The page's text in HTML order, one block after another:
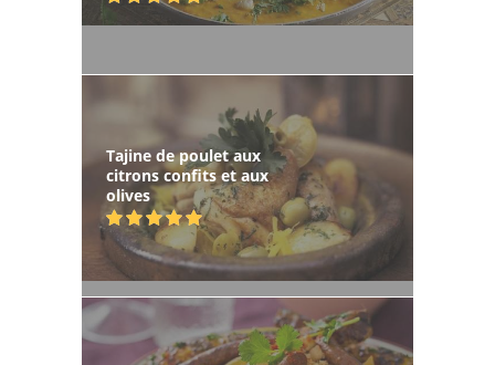
Tajine de poulet aux
citrons confits et aux
olives